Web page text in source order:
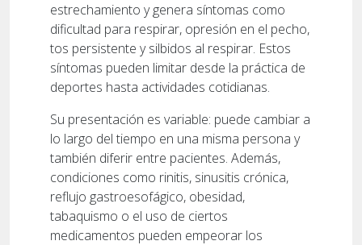
estrechamiento y genera síntomas como
dificultad para respirar, opresión en el pecho,
tos persistente y silbidos al respirar. Estos
síntomas pueden limitar desde la práctica de
deportes hasta actividades cotidianas.
Su presentación es variable: puede cambiar a
lo largo del tiempo en una misma persona y
también diferir entre pacientes. Además,
condiciones como rinitis, sinusitis crónica,
reflujo gastroesofágico, obesidad,
tabaquismo o el uso de ciertos
medicamentos pueden empeorar los